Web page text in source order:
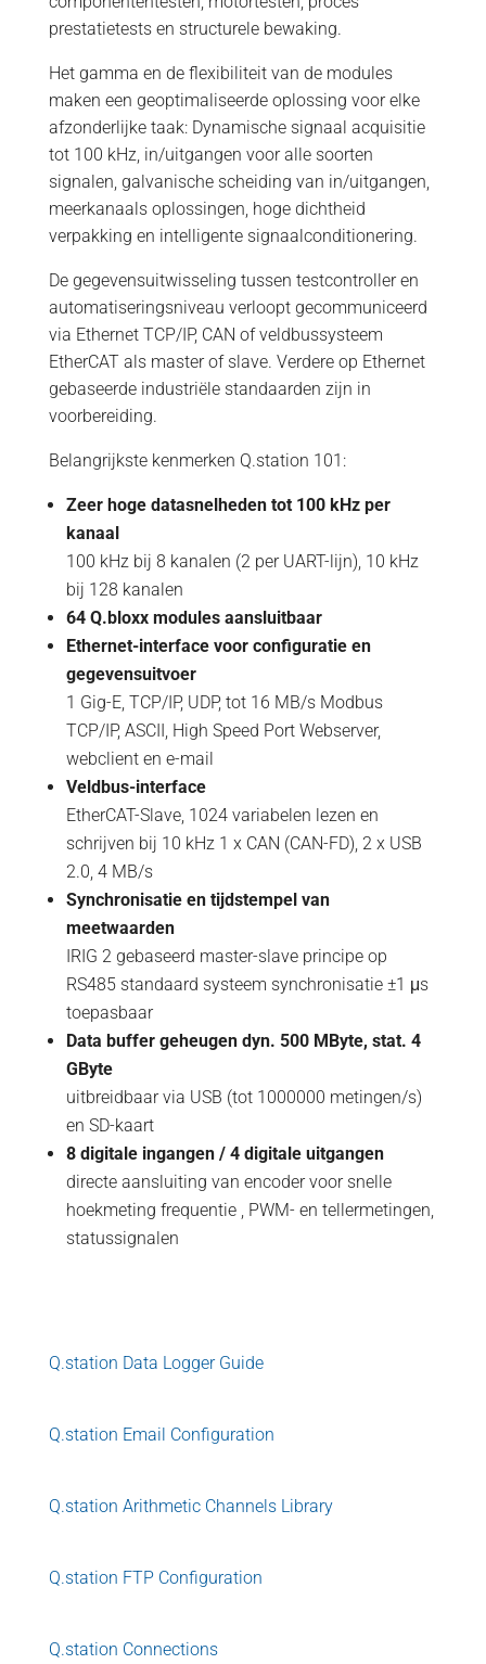
prestatietests en structurele bewaking.
Het gamma en de flexibiliteit van de modules
maken een geoptimaliseerde oplossing voor elke
afzonderlijke taak: Dynamische signaal acquisitie
tot 100 kHz, in/uitgangen voor alle soorten
signalen, galvanische scheiding van in/uitgangen,
meerkanaals oplossingen, hoge dichtheid
verpakking en intelligente signaalconditionering.
De gegevensuitwisseling tussen testcontroller en
automatiseringsniveau verloopt gecommuniceerd
via Ethernet TCP/IP, CAN of veldbussysteem
EtherCAT als master of slave. Verdere op Ethernet
gebaseerde industriële standaarden zijn in
voorbereiding.
Belangrijkste kenmerken Q.station 101:
Zeer hoge datasnelheden tot 100 kHz per
kanaal
100 kHz bij 8 kanalen (2 per UART-lijn), 10 kHz
bij 128 kanalen
64 Q.bloxx modules aansluitbaar
Ethernet-interface voor configuratie en
gegevensuitvoer
1 Gig-E, TCP/IP, UDP, tot 16 MB/s Modbus
TCP/IP, ASCII, High Speed Port Webserver,
webclient en e-mail
Veldbus-interface
EtherCAT-Slave, 1024 variabelen lezen en
schrijven bij 10 kHz 1 x CAN (CAN-FD), 2 x USB
2.0, 4 MB/s
Synchronisatie en tijdstempel van
meetwaarden
IRIG 2 gebaseerd master-slave principe op
RS485 standaard systeem synchronisatie ±1 μs
toepasbaar
Data buffer geheugen dyn. 500 MByte, stat. 4
GByte
uitbreidbaar via USB (tot 1000000 metingen/s)
en SD-kaart
8 digitale ingangen / 4 digitale uitgangen
directe aansluiting van encoder voor snelle
hoekmeting frequentie , PWM- en tellermetingen,
statussignalen
Q.station Data Logger Guide
Q.station Email Configuration
Q.station Arithmetic Channels Library
Q.station FTP Configuration
Q.station Connections